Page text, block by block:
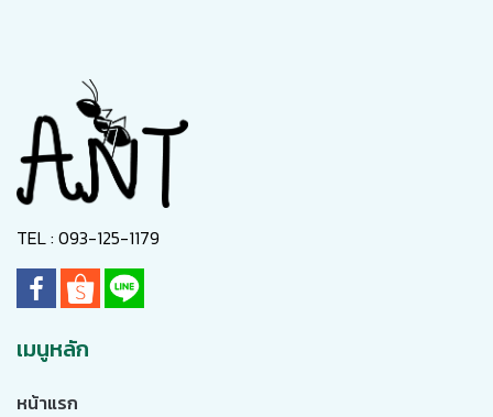
TEL : 093-125-1179
เมนูหลัก
หน้าแรก